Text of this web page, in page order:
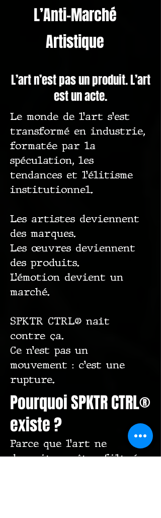
L’Anti-Marché
Artistique
L’art n’est pas un produit. L’art
est un acte.
Le monde de l’art s’est
transformé en industrie,
formatée par la
spéculation, les
tendances et l’élitisme
institutionnel.
Les artistes deviennent
des marques.
Les œuvres deviennent
des produits.
L’émotion devient un
marché.
SPKTR CTRL® naît
contre ça.
Ce n’est pas un
mouvement : c’est une
rupture.
Pourquoi SPKTR CTRL®
existe ?
Parce que l’art ne
devrait pas être filtré,